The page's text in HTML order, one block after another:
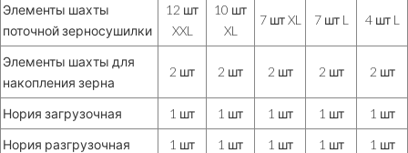
Элементы шахты
поточной зерносушилки
12 шт
XXL
10 шт
XL
7 шт XL 7 шт L 4 шт L
Элементы шахты для
накопления зерна
2 шт 2 шт 2 шт 2 шт 2 шт
Нория загрузочная 1 шт 1 шт 1 шт 1 шт
1 шт
Нория разгрузочная
1 шт 1 шт 1 шт 1 шт
1 шт